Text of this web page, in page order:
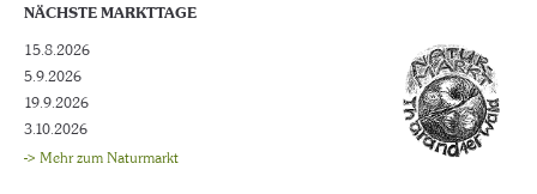
NÄCHSTE MARKTTAGE
15.8.2026
5.9.2026
19.9.2026
3.10.2026
-> Mehr zum Naturmarkt